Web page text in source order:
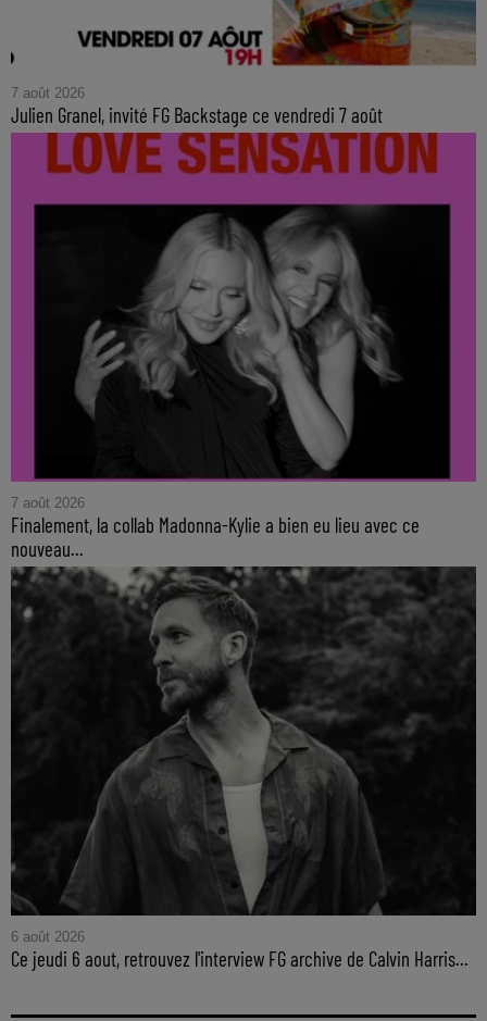
7 août 2026
Julien Granel, invité FG Backstage ce vendredi 7 août
7 août 2026
Finalement, la collab Madonna-Kylie a bien eu lieu avec ce
nouveau...
6 août 2026
Ce jeudi 6 aout, retrouvez l'interview FG archive de Calvin Harris...